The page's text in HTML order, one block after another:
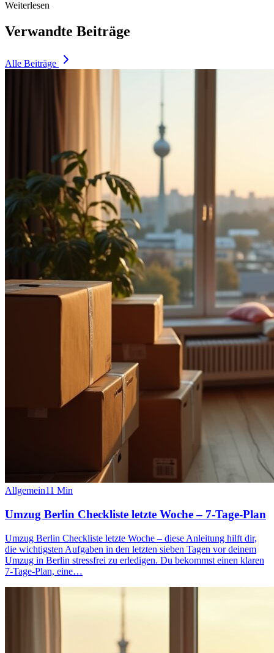
Weiterlesen
Verwandte Beiträge
Alle Beiträge
Allgemein11 Min
Umzug Berlin Checkliste letzte Woche – 7-Tage-Plan
Umzug Berlin Checkliste letzte Woche – diese Anleitung hilft dir,
die wichtigsten Aufgaben in den letzten sieben Tagen vor deinem
Umzug in Berlin stressfrei zu erledigen. Du bekommst einen klaren
7‑Tage‑Plan, eine…